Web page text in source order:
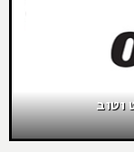
וטוב